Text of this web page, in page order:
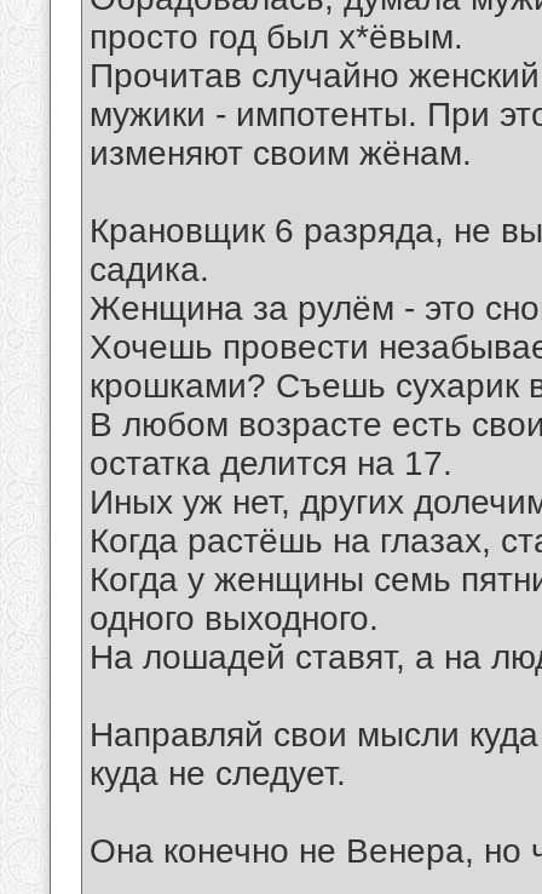
просто год был х*ёвым.
Прочитав случайно
мужики - импотенты. При
изменяют своим жёнам.
Крановщик 6 разряда, не
садика.
Женщина за рулём - это
Хочешь провести
крошками? Съешь сухарик
В любом возрасте есть
остатка делится на 17.
Иных уж нет, других
Когда растёшь на глазах,
Когда у женщины семь
одного выходного.
На лошадей ставят, а на
Направляй свои мысли
куда не следует.
Она конечно не Венера, но